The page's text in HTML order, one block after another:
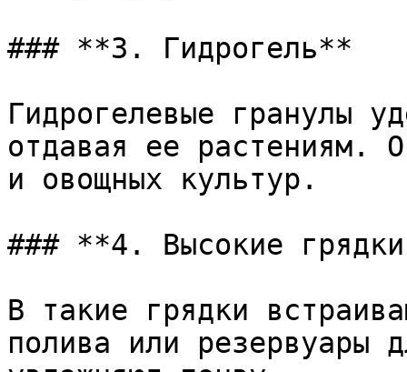
### **3. Гидрогель**
Гидрогелевые гранулы
отдавая ее растениям.
и овощных культур.
### **4. Высокие
В такие грядки
полива или резервуары